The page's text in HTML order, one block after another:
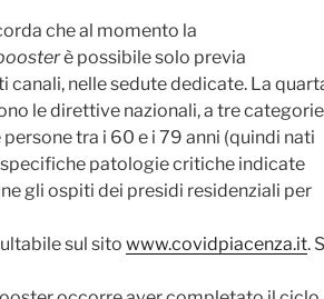
che al momento la
è possibile solo previa
nelle sedute dedicate. La
le direttive nazionali, a tre
tra i 60 e i 79 anni (quindi nati
patologie critiche indicate
gli ospiti dei presidi residenziali per
sul sito www.covidpiacenza.it.